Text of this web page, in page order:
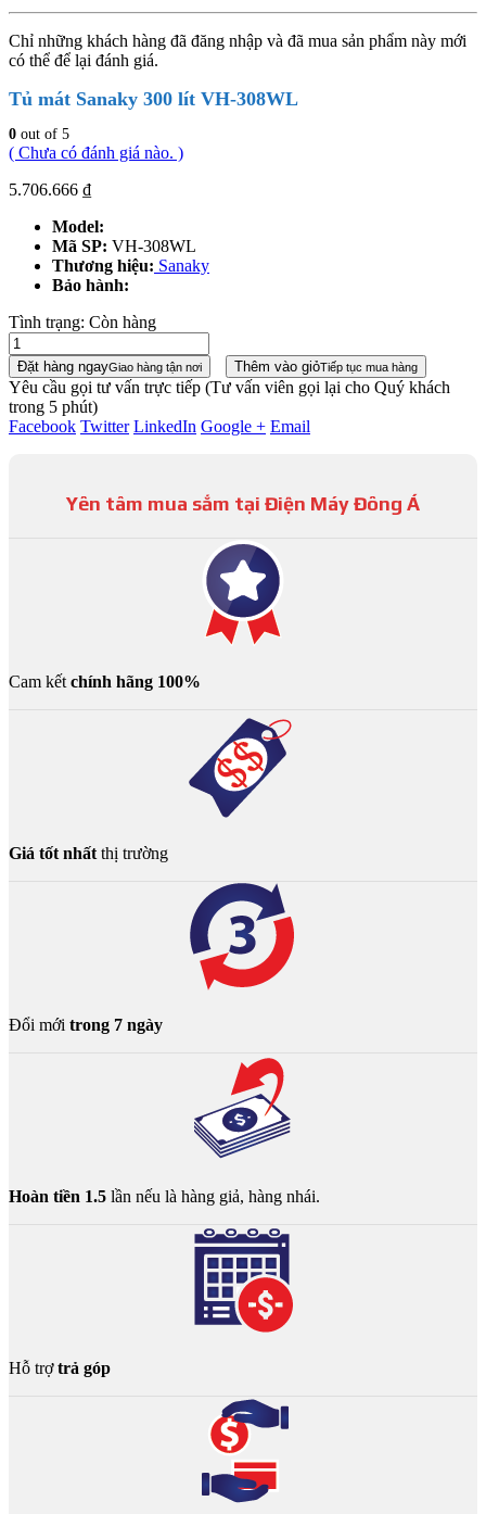
Chỉ những khách hàng đã đăng nhập và đã mua sản phẩm này mới
có thể để lại đánh giá.
Tủ mát Sanaky 300 lít VH-308WL
0 out of 5
( Chưa có đánh giá nào. )
5.706.666 ₫
Model:
Mã SP: VH-308WL
Thương hiệu: Sanaky
Bảo hành:
Tình trạng: Còn hàng
Đặt hàng ngayGiao hàng tận nơi Thêm vào giỏTiếp tục mua hàng
Yêu cầu gọi tư vấn trực tiếp (Tư vấn viên gọi lại cho Quý khách
trong 5 phút)
Facebook Twitter LinkedIn Google + Email
Yên tâm mua sắm tại Điện Máy Đông Á
Cam kếtchính hãng 100%
Giá tốt nhấtthị trường
Đổi mới trong 7 ngày
Hoàn tiền 1.5 lần nếu là hàng giả, hàng nhái.
Hỗ trợtrả góp